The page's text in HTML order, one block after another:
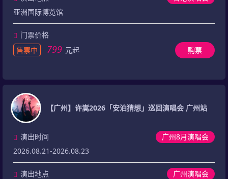
亚洲国际博览馆
门票价格
售票中
799 元起 购票
【广州】许嵩2026「安泊猜想」巡回演唱会 广州站
广州8月演唱会
演出时间
2026.08.21-2026.08.23
演出地点
广州演唱会